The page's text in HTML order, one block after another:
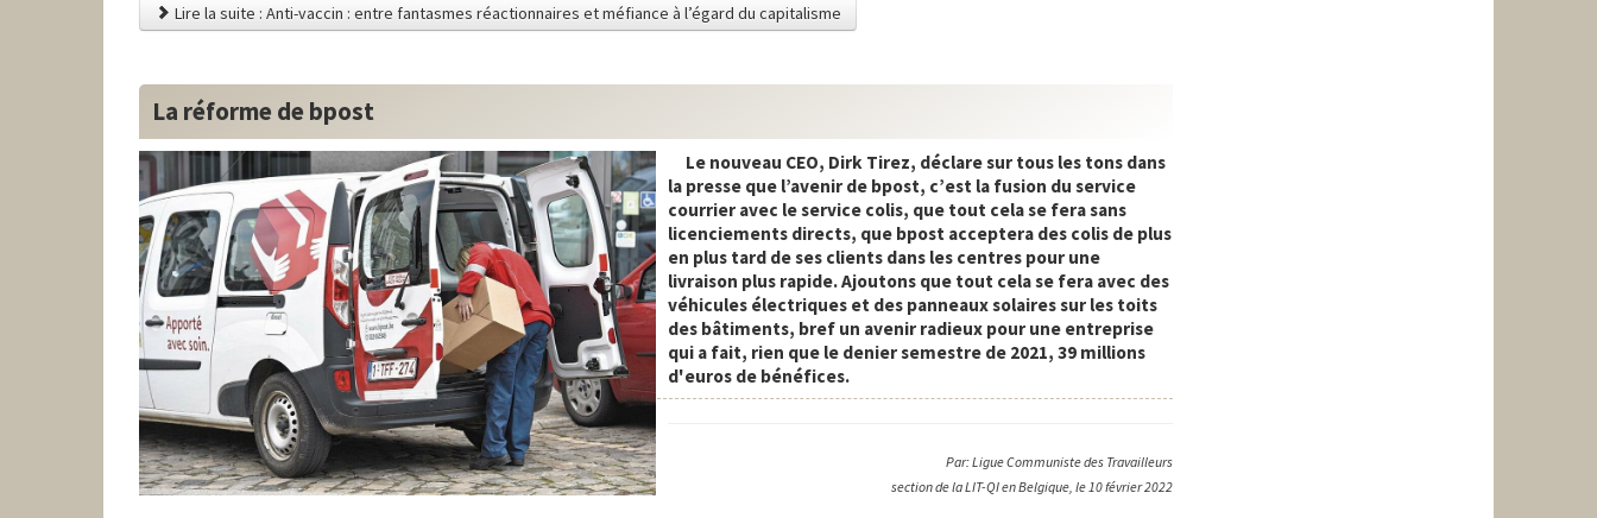
Lire la suite : Anti-vaccin : entre fantasmes réactionnaires et méfiance à l’égard du capitalisme
La réforme de bpost
Le nouveau CEO, Dirk Tirez, déclare sur tous les tons dans
la presse que l’avenir de bpost, c’est la fusion du service
courrier avec le service colis, que tout cela se fera sans
licenciements directs, que bpost acceptera des colis de plus
en plus tard de ses clients dans les centres pour une
livraison plus rapide. Ajoutons que tout cela se fera avec des
véhicules électriques et des panneaux solaires sur les toits
des bâtiments, bref un avenir radieux pour une entreprise
qui a fait, rien que le denier semestre de 2021, 39 millions
d'euros de bénéfices.
Par: Ligue Communiste des Travailleurs
section de la LIT-QI en Belgique, le 10 février 2022